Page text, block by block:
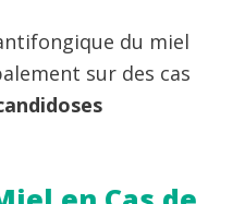
du miel
sur des cas